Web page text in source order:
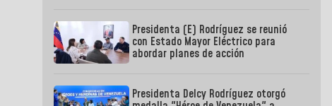
Presidenta (E) Rodríguez se reunió
con Estado Mayor Eléctrico para
abordar planes de acción
Presidenta Delcy Rodríguez otorgó